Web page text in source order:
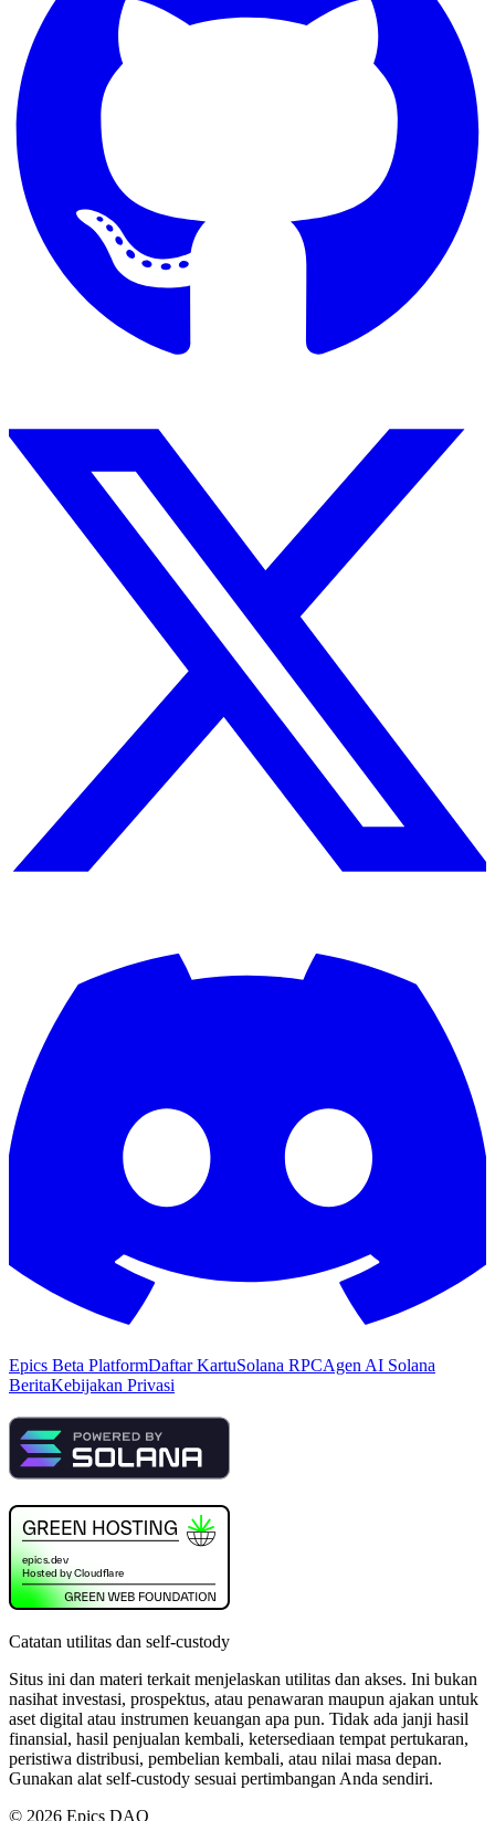
Epics Beta PlatformDaftar KartuSolana RPCAgen AI Solana
BeritaKebijakan Privasi
Catatan utilitas dan self-custody
Situs ini dan materi terkait menjelaskan utilitas dan akses. Ini bukan
nasihat investasi, prospektus, atau penawaran maupun ajakan untuk
aset digital atau instrumen keuangan apa pun. Tidak ada janji hasil
finansial, hasil penjualan kembali, ketersediaan tempat pertukaran,
peristiwa distribusi, pembelian kembali, atau nilai masa depan.
Gunakan alat self-custody sesuai pertimbangan Anda sendiri.
© 2026 Epics DAO